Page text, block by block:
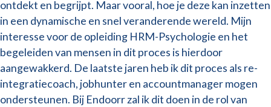
ontdekt en begrijpt. Maar vooral, hoe je deze kan inzetten
in een dynamische en snel veranderende wereld. Mijn
interesse voor de opleiding HRM-Psychologie en het
begeleiden van mensen in dit proces is hierdoor
aangewakkerd. De laatste jaren heb ik dit proces als re-
integratiecoach, jobhunter en accountmanager mogen
ondersteunen. Bij Endoorr zal ik dit doen in de rol van